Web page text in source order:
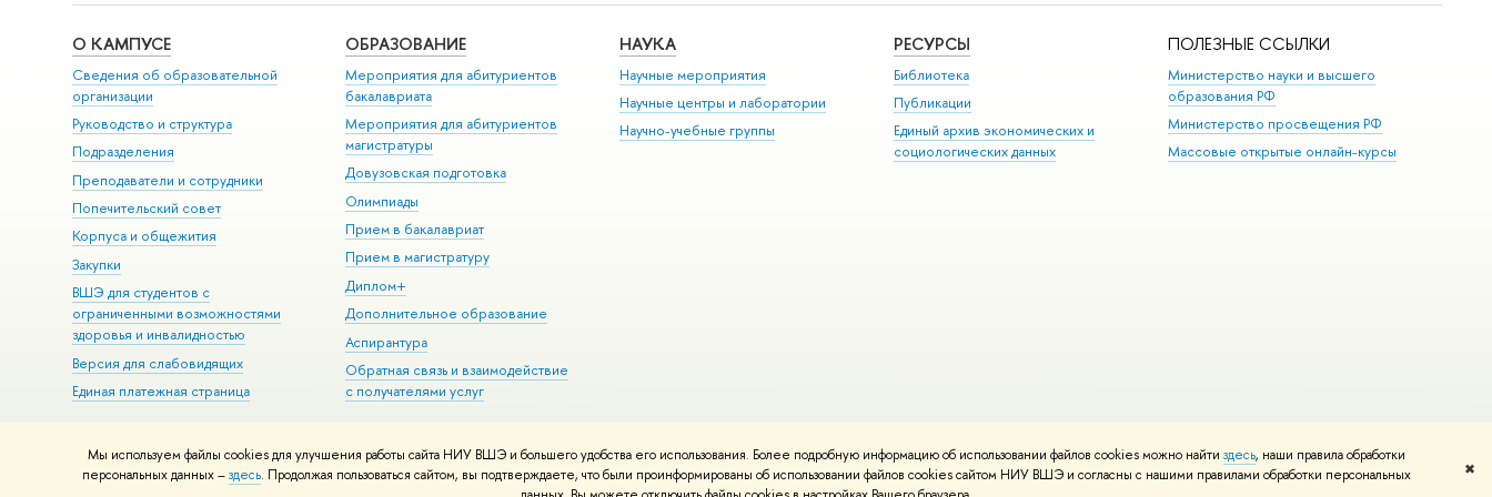
Мы используем файлы cookies для улучшения работы сайта НИУ ВШЭ и большего удобства его использования. Более подробную информацию об использовании файлов cookies можно найти здесь, наши правила обработки
персональных данных –здесь. Продолжая пользоваться сайтом, вы подтверждаете, что были проинформированы об использовании файлов cookies сайтом НИУ ВШЭ и согласны с нашими правилами обработки персональных
✖
О КАМПУСЕ
Сведения об образовательной
организации
Руководство и структура
Подразделения
Преподаватели и сотрудники
Попечительский совет
Корпуса и общежития
Закупки
ВШЭ для студентов с
ограниченными возможностями
здоровья и инвалидностью
Версия для слабовидящих
Единая платежная страница
ОБРАЗОВАНИЕ
Мероприятия для абитуриентов
бакалавриата
Мероприятия для абитуриентов
магистратуры
Довузовская подготовка
Олимпиады
Прием в бакалавриат
Прием в магистратуру
Диплом+
Дополнительное образование
Аспирантура
Обратная связь и взаимодействие
с получателями услуг
НАУКА
Научные мероприятия
Научные центры и лаборатории
Научно-учебные группы
РЕСУРСЫ
Библиотека
Публикации
Единый архив экономических и
социологических данных
ПОЛЕЗНЫЕ ССЫЛКИ
Министерство науки и высшего
образования РФ
Министерство просвещения РФ
Массовые открытые онлайн-курсы
Редактору
© НИУ ВШЭ 1993–2026 Адреса и контакты Условия использования материалов Политика конфиденциальности Карта сайта
Шрифты HSE Sans и HSE Slab разработаны вШколе дизайна НИУ ВШЭ